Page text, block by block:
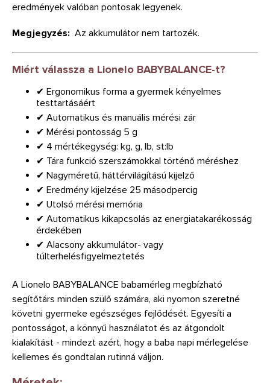
eredmények valóban pontosak legyenek.
Megjegyzés: Az akkumulátor nem tartozék.
Miért válassza a Lionelo BABYBALANCE-t?
✔ Ergonomikus forma a gyermek kényelmes
testtartásáért
✔ Automatikus és manuális mérési zár
✔ Mérési pontosság 5 g
✔ 4 mértékegység: kg, g, lb, st:lb
✔ Tára funkció szerszámokkal történő méréshez
✔ Nagyméretű, háttérvilágítású kijelző
✔ Eredmény kijelzése 25 másodpercig
✔ Utolsó mérési memória
✔ Automatikus kikapcsolás az energiatakarékosság
érdekében
✔ Alacsony akkumulátor- vagy
túlterhelésfigyelmeztetés
A Lionelo BABYBALANCE babamérleg megbízható
segítőtárs minden szülő számára, aki nyomon szeretné
követni gyermeke egészséges fejlődését. Egyesíti a
pontosságot, a könnyű használatot és az átgondolt
kialakítást - mindezt azért, hogy a baba napi mérlegelése
kellemes és gondtalan rutinná váljon.